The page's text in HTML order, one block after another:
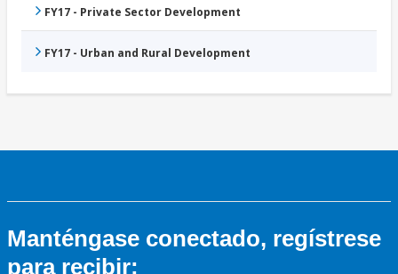
FY17 - Private Sector Development
FY17 - Urban and Rural Development
Manténgase conectado, regístrese
para recibir: